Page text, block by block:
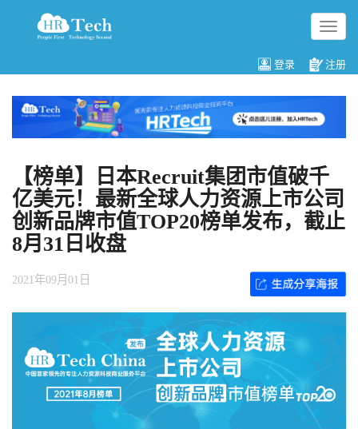
切
换
航
登录 注册
【榜单】日本Recruit集团市值破千
亿美元！最新全球人力资源上市公司
创新品牌市值TOP20榜单发布，截止
8月31日收盘
2021年09月01日